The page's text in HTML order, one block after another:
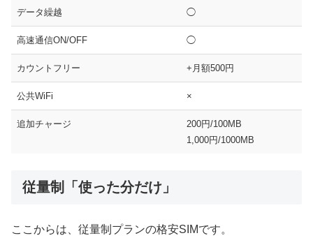
データ繰越 ◯
高速通信ON/OFF ◯
カウントフリー +月額500円
公共WiFi ×
追加チャージ
200円/100MB
1,000円/1000MB
従量制「使った分だけ」
ここからは、従量制プランの格安SIMです。